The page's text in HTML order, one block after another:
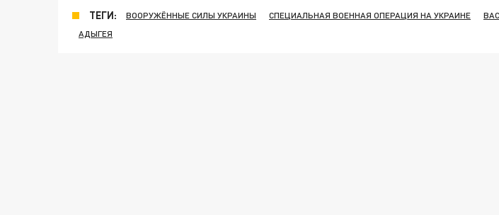
ТЕГИ: ВООРУЖЁННЫЕ СИЛЫ УКРАИНЫ СПЕЦИАЛЬНАЯ ВОЕННАЯ ОПЕРАЦИЯ НА УКРАИНЕ
АДЫГЕЯ